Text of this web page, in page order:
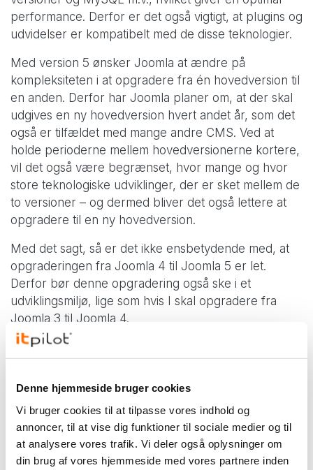
Denne hjemmeside bruger cookies
Vi bruger cookies til at tilpasse vores indhold og
annoncer, til at vise dig funktioner til sociale medier og til
at analysere vores trafik. Vi deler også oplysninger om
din brug af vores hjemmeside med vores partnere inden
performance. Derfor er det også vigtigt, at plugins og
udvidelser er kompatibelt med de disse teknologier.
Med version 5 ønsker Joomla at ændre på
kompleksiteten i at opgradere fra én hovedversion til
en anden. Derfor har Joomla planer om, at der skal
udgives en ny hovedversion hvert andet år, som det
også er tilfældet med mange andre CMS. Ved at
holde perioderne mellem hovedversionerne kortere,
vil det også være begrænset, hvor mange og hvor
store teknologiske udviklinger, der er sket mellem de
to versioner – og dermed bliver det også lettere at
opgradere til en ny hovedversion.
Med det sagt, så er det ikke ensbetydende med, at
opgraderingen fra Joomla 4 til Joomla 5 er let.
Derfor bør denne opgradering også ske i et
udviklingsmiljø, lige som hvis I skal opgradere fra
Joomla 3 til Joomla 4.
Skal I opgradere til Joomla 5.0?
til Joomla 5.0 med det samme. Til nye
hovedversioner vil der oftest blive udgivet en
opdatering efter kort tid med forskellige fejlrettelser.
Har I ikke allerede opgraderet til Joomla 4, anbefaler